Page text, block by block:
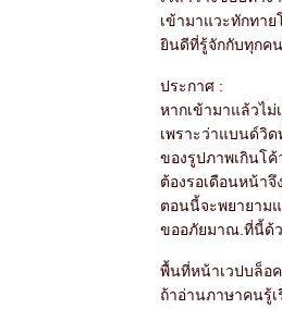
เข้ามาแวะทักทา
นดีที่รู้จักกับทุกค
ประกาศ :
หากเข้ามาแล้วไม่
เพราะว่าแบนด์วิด
ของรูปภาพเกินโค้
ต้องรอเดือนหน้าจึ
ตอนนี้จะพยายาม
ขออภัยมาณ.ที่นี้
พื้นที่หน้าเวปบล็อ
ถ้าอ่านภาษาคนรู้